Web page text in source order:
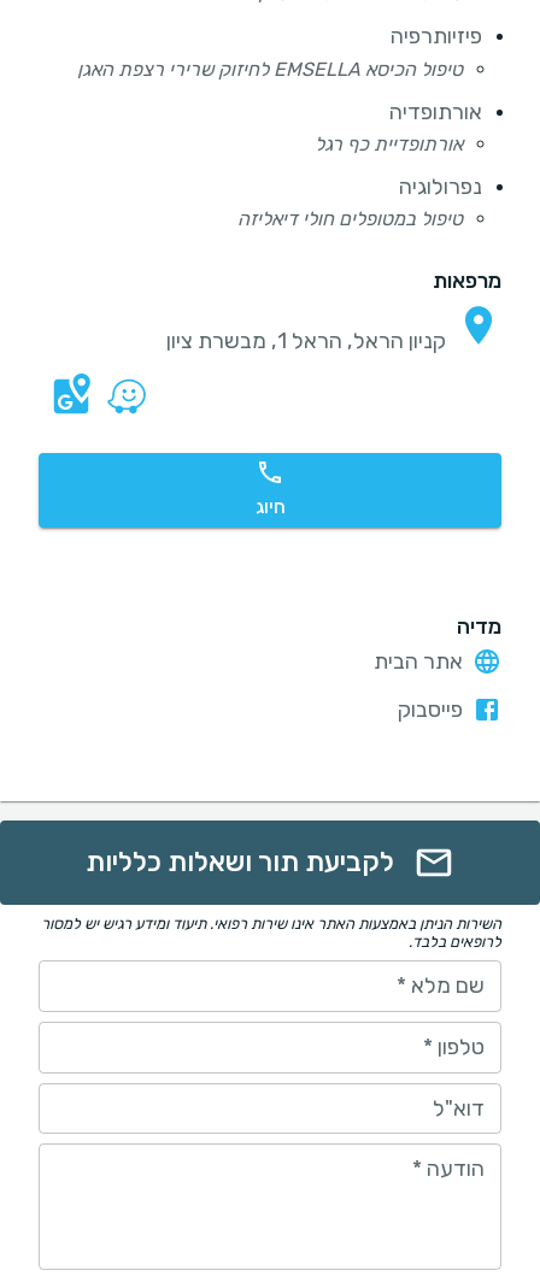
פיזיותרפיה
טיפול הכיסא EMSELLA לחיזוק שרירי רצפת האגן
אורתופדיה
אורתופדיית כף רגל
נפרולוגיה
טיפול במטופלים חולי דיאליזה
מרפאות
קניון הראל, הראל 1, מבשרת ציון
חיוג
מדיה
אתר הבית
פייסבוק
לקביעת תור ושאלות כלליות
השירות הניתן באמצעות האתר אינו שירות רפואי. תיעוד ומידע רגיש יש למסור
לרופאים בלבד.
שם מלא *
טלפון *
דוא"ל
הודעה *